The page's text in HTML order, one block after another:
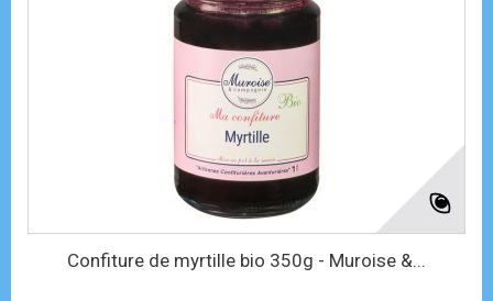
Confiture de myrtille bio 350g - Muroise &...